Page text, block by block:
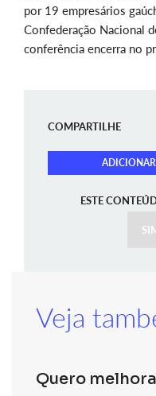
por 19 empresários
Confederação Nacional
conferência encerra no
COMPARTILHE
ESTE
Veja
Quero